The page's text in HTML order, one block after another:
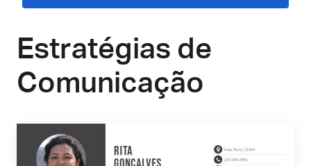
para Diretor de
Estratégias de
Comunicação